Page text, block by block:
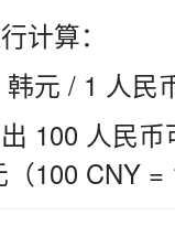
计算：
元 / 1 人民
100 人民
100 CNY =